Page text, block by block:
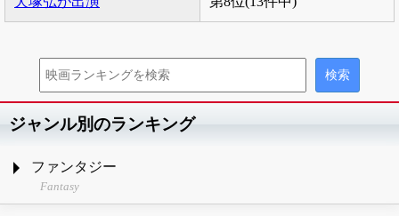
ジャンル別のランキング
ファンタジー
Fantasy